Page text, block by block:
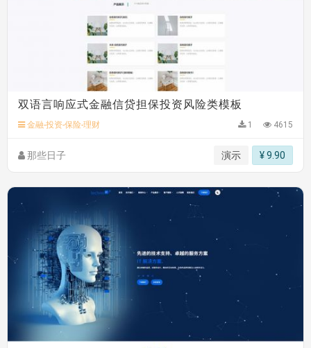
双语言响应式金融信贷担保投资风险类模板
金融-投资-保险-理财 1 4615
那些日子 演示 ¥ 9.90